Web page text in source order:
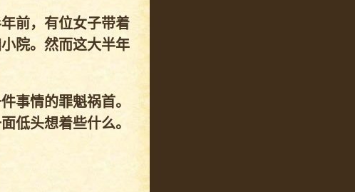
前，有位女子带着
院。然而这大半年
事情的罪魁祸首。
低头想着些什么。